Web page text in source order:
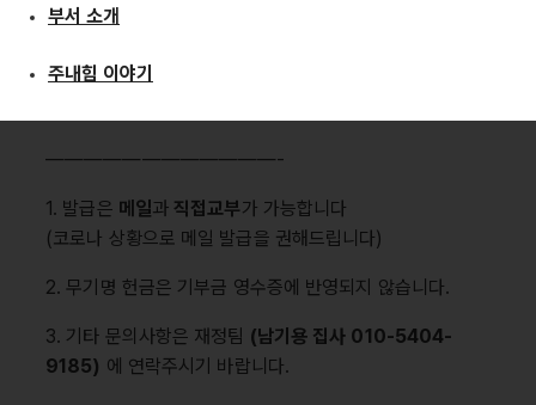
부서 소개
주내힘 이야기
부서 소개
주내힘 이야기
[/sf_button]
————————————-
————————————-
1. 발급은 메일과 직접교부가 가능합니다
(코로나 상황으로 메일 발급을 권해드립니다)
2. 무기명 헌금은 기부금 영수증에 반영되지 않습니다.
3. 기타 문의사항은 재정팀 (남기용 집사 010-5404-
9185) 에 연락주시기 바랍니다.